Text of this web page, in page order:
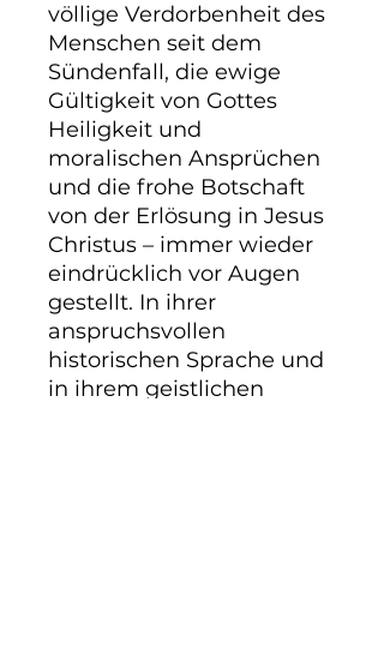
völlige Verdorbenheit des
Menschen seit dem
Sündenfall, die ewige
Gültigkeit von Gottes
Heiligkeit und
moralischen Ansprüchen
und die frohe Botschaft
von der Erlösung in Jesus
Christus – immer wieder
eindrücklich vor Augen
gestellt. In ihrer
anspruchsvollen
historischen Sprache und
in ihrem geistlichen